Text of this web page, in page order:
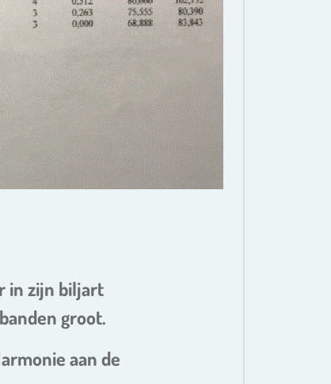
in zijn biljart
groot.
aan de